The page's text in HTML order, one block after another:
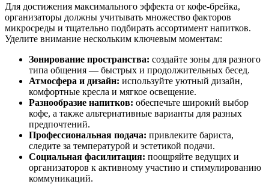
Для достижения максимального эффекта от кофе-брейка,
организаторы должны учитывать множество факторов
микросреды и тщательно подбирать ассортимент напитков.
Уделите внимание нескольким ключевым моментам:
Зонирование пространства: создайте зоны для разного
типа общения — быстрых и продолжительных бесед.
Атмосфера и дизайн: используйте уютный дизайн,
комфортные кресла и мягкое освещение.
Разнообразие напитков: обеспечьте широкий выбор
кофе, а также альтернативные варианты для разных
предпочтений.
Профессиональная подача: привлеките бариста,
следите за температурой и эстетикой подачи.
Социальная фасилитация: поощряйте ведущих и
организаторов к активному участию и стимулированию
коммуникаций.